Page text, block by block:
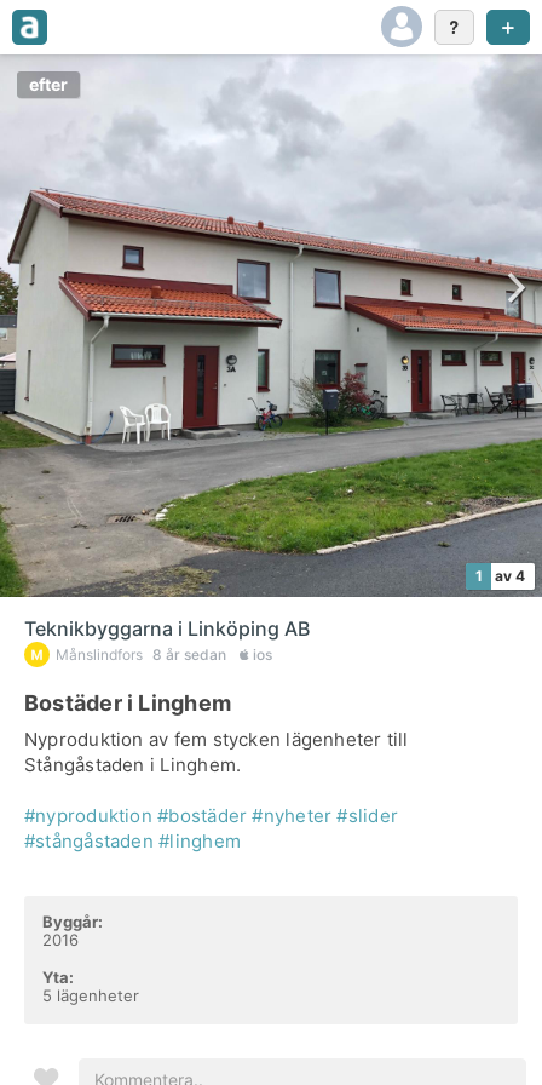
efter
1 av 4
Teknikbyggarna i Linköping AB
Månslindfors 8 år sedan ios
Bostäder i Linghem
Nyproduktion av fem stycken lägenheter till
Stångåstaden i Linghem.
#nyproduktion #bostäder #nyheter #slider
#stångåstaden #linghem
Byggår:
2016
Yta:
5 lägenheter